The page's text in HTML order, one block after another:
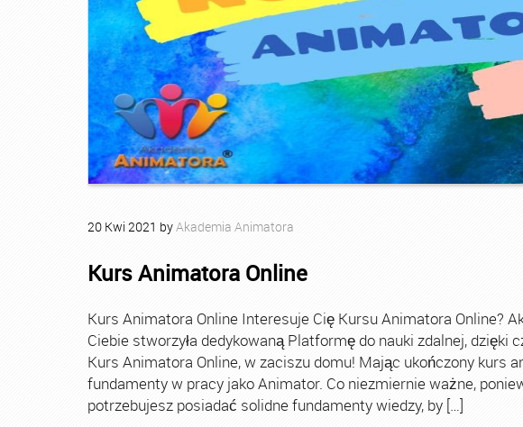
20 Kwi 2021 byAkademia Animatora
Kurs Animatora Online
Kurs Animatora Online Interesuje Cię Kursu Animatora Online?
Ciebie stworzyła dedykowaną Platformę do nauki zdalnej, dzięki
Kurs Animatora Online, w zaciszu domu! Mając ukończony kurs
fundamenty w pracy jako Animator. Co niezmiernie ważne,
potrzebujesz posiadać solidne fundamenty wiedzy, by […]